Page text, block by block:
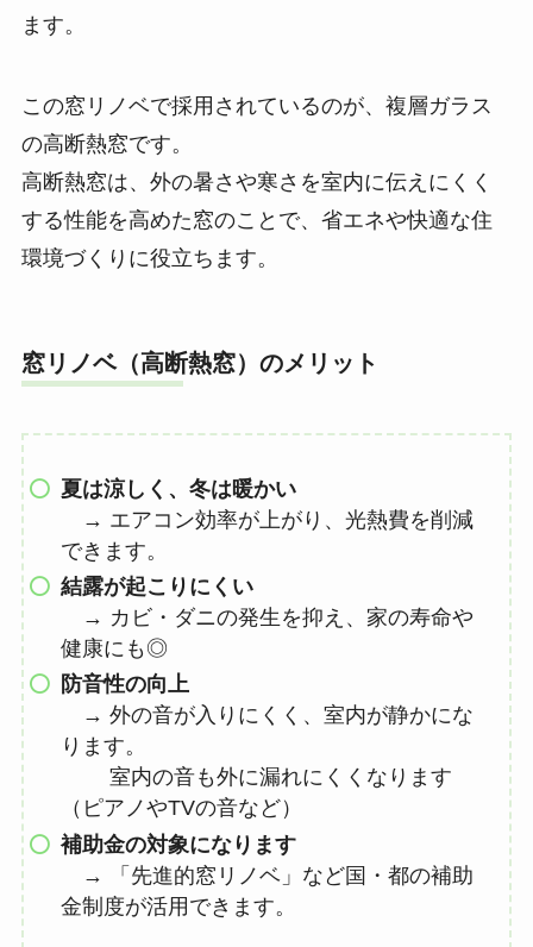
ます。
この窓リノベで採用されているのが、複層ガラス
の高断熱窓です。
高断熱窓は、外の暑さや寒さを室内に伝えにくく
する性能を高めた窓のことで、省エネや快適な住
環境づくりに役立ちます。
窓リノベ（高断熱窓）のメリット
夏は涼しく、冬は暖かい
→ エアコン効率が上がり、光熱費を削減
できます。
結露が起こりにくい
→ カビ・ダニの発生を抑え、家の寿命や
健康にも◎
防音性の向上
→ 外の音が入りにくく、室内が静かにな
ります。
室内の音も外に漏れにくくなります
（ピアノやTVの音など）
補助金の対象になります
→ 「先進的窓リノベ」など国・都の補助
金制度が活用できます。